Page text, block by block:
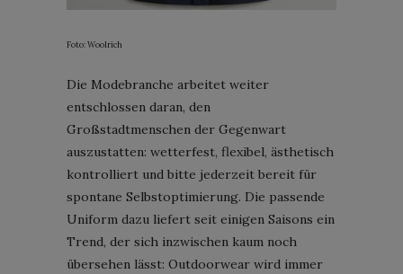
Foto: Woolrich
Die Modebranche arbeitet weiter
entschlossen daran, den
Großstadtmenschen der Gegenwart
auszustatten: wetterfest, flexibel, ästhetisch
kontrolliert und bitte jederzeit bereit für
spontane Selbstoptimierung. Die passende
Uniform dazu liefert seit einigen Saisons ein
Trend, der sich inzwischen kaum noch
übersehen lässt: Outdoorwear wird immer